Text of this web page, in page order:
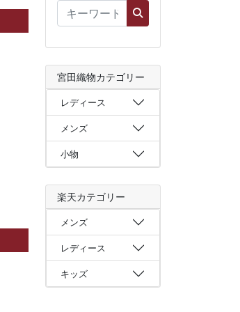
宮田織物カテゴリー
レディース
メンズ
小物
楽天カテゴリー
メンズ
レディース
キッズ